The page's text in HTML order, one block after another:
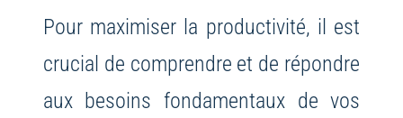
Pour maximiser la productivité, il est
crucial de comprendre et de répondre
aux besoins fondamentaux de vos